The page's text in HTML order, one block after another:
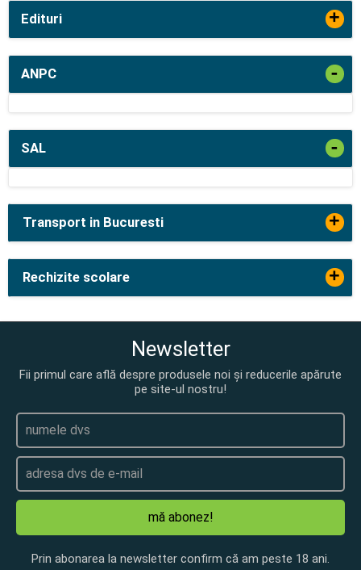
Edituri +
ANPC -
SAL -
Transport in Bucuresti +
Rechizite scolare +
Newsletter
Fii primul care află despre produsele noi și reducerile apărute
pe site-ul nostru!
mă abonez!
Prin abonarea la newsletter confirm că am peste 18 ani.